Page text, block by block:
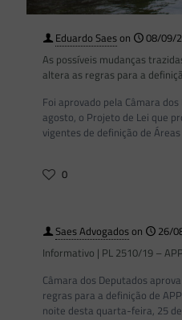
Eduardo Saeson
08/09/
As possíveis mudanças
altera as regras para a
Foi aprovado pela Câmara
agosto, o Projeto de Lei que
vigentes de definição de
0
Saes Advogadoson
26/
Informativo | PL 2510/19 –
Câmara dos Deputados
regras para a definição de
noite desta quarta-feira, 25 de